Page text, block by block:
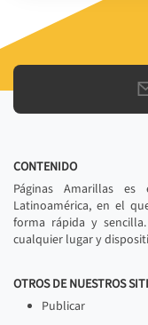
CONTENIDO
Páginas Amarillas
Latinoamérica, en el
forma rápida y
cualquier lugar y
OTROS DE NUESTROS
Publicar